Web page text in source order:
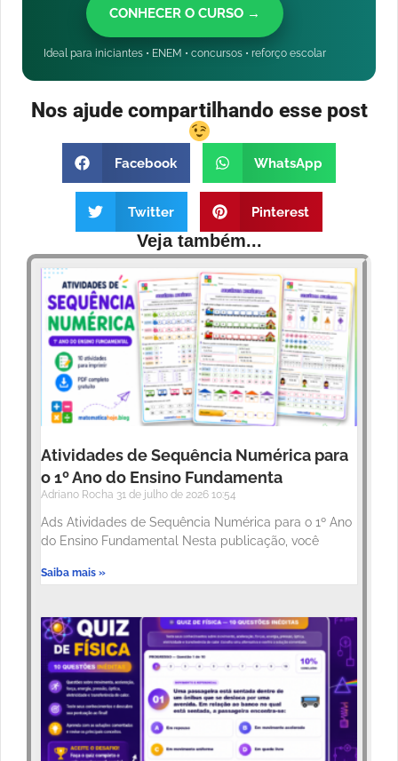
CONHECER O CURSO →
Ideal para iniciantes • ENEM • concursos • reforço escolar
Nos ajude compartilhando esse post
Facebook WhatsApp
Twitter Pinterest
Veja também...
Atividades de Sequência Numérica para
o 1º Ano do Ensino Fundamenta
Adriano Rocha 31 de julho de 2026 10:54
Ads Atividades de Sequência Numérica para o 1º Ano
do Ensino Fundamental Nesta publicação, você
Saiba mais »